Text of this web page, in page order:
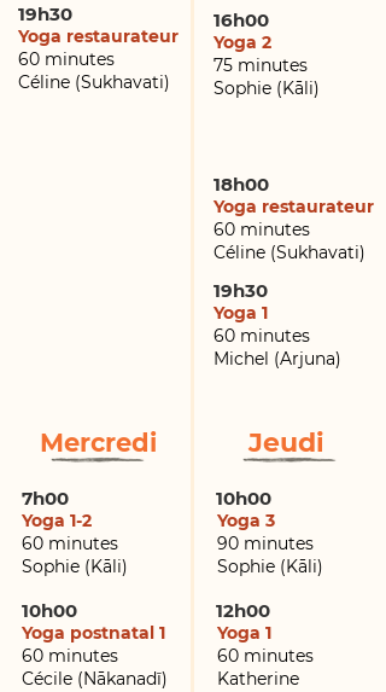
Mercredi
Yoga 1-2
60 minutes
Sophie (Kāli)
Yoga restaurateur
60 minutes
Céline (Sukhavati)
19h30
7h00
10h00
Yoga postnatal 1
60 minutes
Cécile (Nākanadī)
16h00
Yoga 2
75 minutes
Sophie (Kāli)
18h00
Yoga restaurateur
60 minutes
Céline (Sukhavati)
19h30
Yoga 1
60 minutes
Michel (Arjuna)
Jeudi
10h00
Yoga 3
90 minutes
Sophie (Kāli)
12h00
Yoga 1
60 minutes
Katherine